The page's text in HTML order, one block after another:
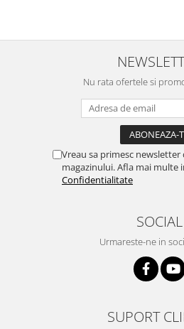
Nu rata ofertele si
Vreau sa primesc
magazinului. Afla mai multe
Confidentialitate
SOCIAL
Urmareste-ne in
SUPORT